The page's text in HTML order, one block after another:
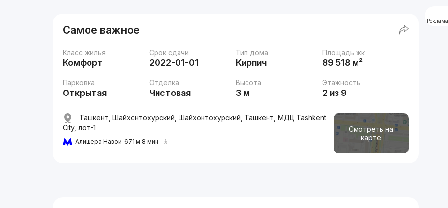
Самое важное
Класс жилья
Комфорт
Срок сдачи
2022-01-01
Тип дома
Кирпич
Площадь жк
89 518 м²
Парковка
Открытая
Отделка
Чистовая
Высота
3 м
Этажность
2 из 9
Смотреть на
карте
Ташкент, Шайхонтохурский, Шайхонтохурский, Ташкент, МДЦ Tashkent
City, лот-1
Алишера Навои 671 м 8 мин
Реклама